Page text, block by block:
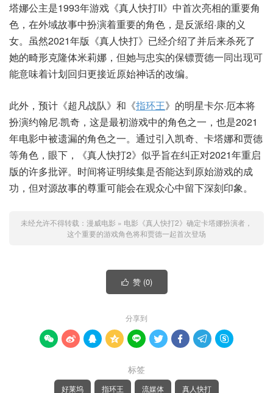
塔娜公主是1993年游戏《真人快打II》中首次亮相的重要角
色，在外域故事中扮演着重要的角色，是反派绍·康的义
女。虽然2021年版《真人快打》已经介绍了并后来杀死了
她的畸形克隆体米莉娜，但她与忠实的保镖贾德一同出现可
能意味着计划回归更接近原始神话的改编。
此外，预计《超凡战队》和《指环王》的明星卡尔·厄本将
扮演约翰尼·凯奇，这是最初游戏中的角色之一，也是2021
年电影中被遗漏的角色之一。通过引入凯奇、卡塔娜和贾德
等角色，眼下，《真人快打2》似乎旨在纠正对2021年重启
版的许多批评。时间将证明续集是否能达到原始游戏的成
功，但对源故事的尊重可能会在观众心中留下深刻印象。
未经允许不得转载： 漫威电影 » 电影《真人快打2》确定卡塔娜扮演者，
这个重要的游戏角色将和贾德一起首次登场
 赞 (0)
分享到
        
标签
好莱坞 指环王 流媒体 真人快打